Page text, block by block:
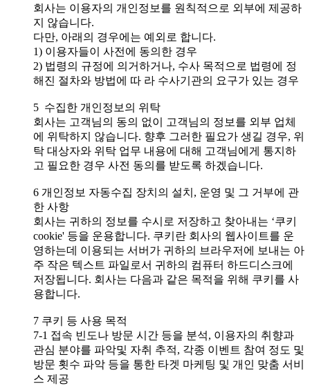
회사는 이용자의 개인정보를 원칙적으로 외부에 제공하
지 않습니다.
다만, 아래의 경우에는 예외로 합니다.
1) 이용자들이 사전에 동의한 경우
2) 법령의 규정에 의거하거나, 수사 목적으로 법령에 정
해진 절차와 방법에 따 라 수사기관의 요구가 있는 경우
5 수집한 개인정보의 위탁
회사는 고객님의 동의 없이 고객님의 정보를 외부 업체
에 위탁하지 않습니다. 향후 그러한 필요가 생길 경우, 위
탁 대상자와 위탁 업무 내용에 대해 고객님에게 통지하
고 필요한 경우 사전 동의를 받도록 하겠습니다.
6 개인정보 자동수집 장치의 설치, 운영 및 그 거부에 관
한 사항
회사는 귀하의 정보를 수시로 저장하고 찾아내는 ‘쿠키
cookie' 등을 운용합니다. 쿠키란 회사의 웹사이트를 운
영하는데 이용되는 서버가 귀하의 브라우저에 보내는 아
주 작은 텍스트 파일로서 귀하의 컴퓨터 하드디스크에
저장됩니다. 회사는 다음과 같은 목적을 위해 쿠키를 사
용합니다.
7 쿠키 등 사용 목적
7-1 접속 빈도나 방문 시간 등을 분석, 이용자의 취향과
관심 분야를 파악및 자취 추적, 각종 이벤트 참여 정도 및
방문 횟수 파악 등을 통한 타겟 마케팅 및 개인 맞춤 서비
스 제공